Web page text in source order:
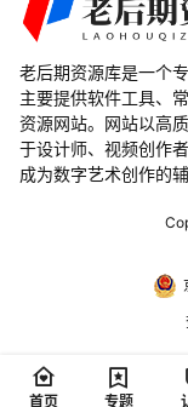
老后期资源库是一个
主要提供软件工具、
资源网站。网站以高
于设计师、视频创作
成为数字艺术创作的
首页 专题